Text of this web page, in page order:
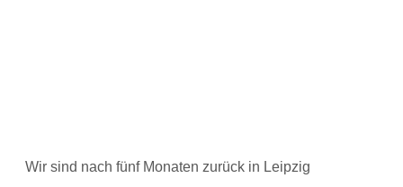
Wir sind nach fünf Monaten zurück in Leipzig